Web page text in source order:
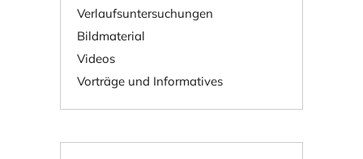
Verlaufsuntersuchungen
Bildmaterial
Videos
Vorträge und Informatives